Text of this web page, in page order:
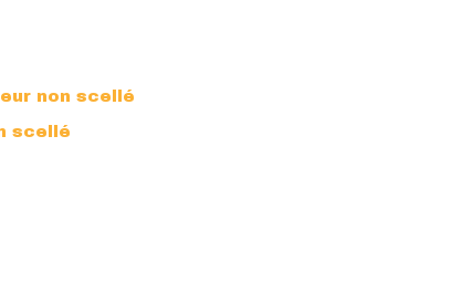
non scellé
scellé